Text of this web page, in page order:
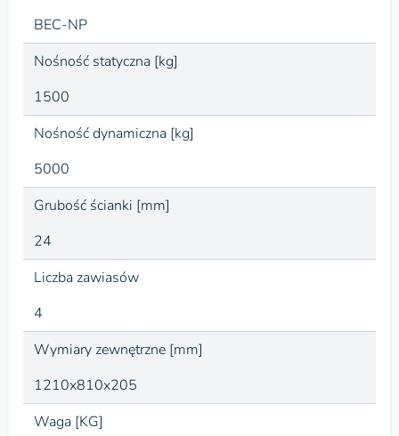
BEC-NP
Nośność statyczna [kg]
1500
Nośność dynamiczna [kg]
5000
Grubość ścianki [mm]
24
Liczba zawiasów
4
Wymiary zewnętrzne [mm]
1210x810x205
Waga [KG]